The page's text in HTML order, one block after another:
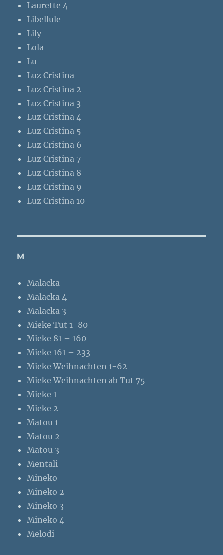
Laurette 4
Libellule
Lily
Lola
Lu
Luz Cristina
Luz Cristina 2
Luz Cristina 3
Luz Cristina 4
Luz Cristina 5
Luz Cristina 6
Luz Cristina 7
Luz Cristina 8
Luz Cristina 9
Luz Cristina 10
M
Malacka
Malacka 4
Malacka 3
Mieke Tut 1-80
Mieke 81 – 160
Mieke 161 – 233
Mieke Weihnachten 1-62
Mieke Weihnachten ab Tut 75
Mieke 1
Mieke 2
Matou 1
Matou 2
Matou 3
Mentali
Mineko
Mineko 2
Mineko 3
Mineko 4
Melodi